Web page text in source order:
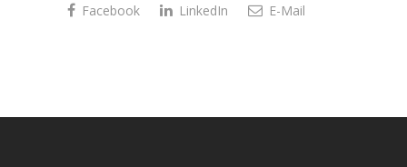
Facebook LinkedIn E-Mail